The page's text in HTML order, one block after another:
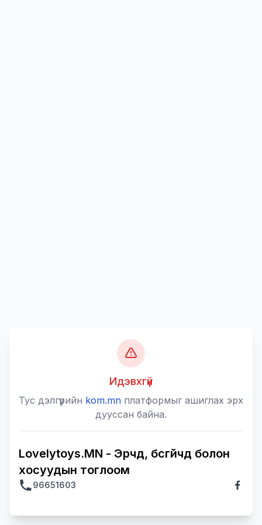
Идэвхгүй
Тус дэлгүүрийн kom.mn платформыг ашиглах эрх
дууссан байна.
Lovelytoys.MN - Эрчүүд, бүсгүйчүүд болон
хосуудын тоглоом
96651603